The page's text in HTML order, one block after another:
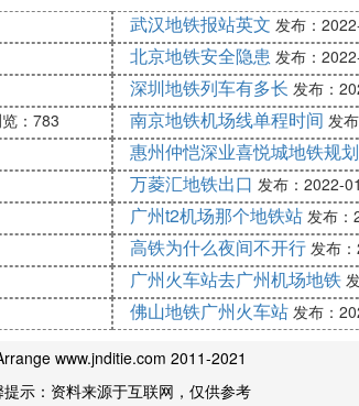
线，地铁8号线，地铁6号线。
线路，截至2018年10月，线路全长
公里，高架线7公里，包括36座地下
区，止于回龙站。
于成都医学院站，途径新都区、金牛
武汉地铁报站英文 发布：
北京地铁安全隐患 发布：
深圳地铁列车有多长 发布：
：783 南京地铁机场线单程时间 发
惠州仲恺深业喜悦城地铁规划
万菱汇地铁出口 发布：2022-
广州t2机场那个地铁站 发布
高铁为什么夜间不开行 发布
广州火车站去广州机场地铁
佛山地铁广州火车站 发布：
www.jnditie.com 2011-2021
提示：资料来源于互联网，仅供参考